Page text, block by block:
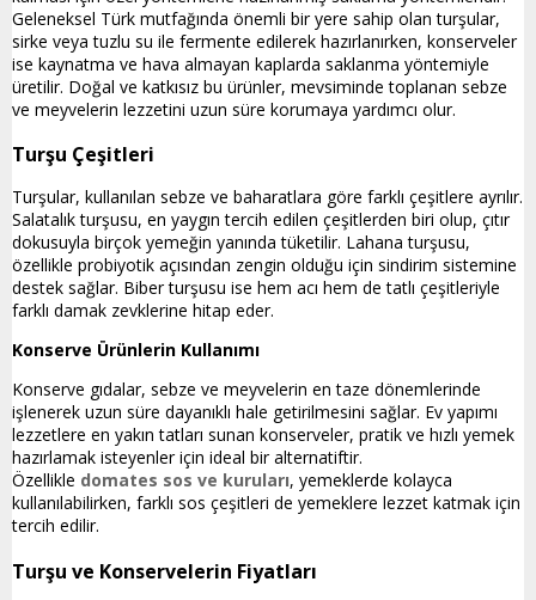
Geleneksel Türk mutfağında önemli bir yere sahip olan turşular,
sirke veya tuzlu su ile fermente edilerek hazırlanırken, konserveler
ise kaynatma ve hava almayan kaplarda saklanma yöntemiyle
üretilir. Doğal ve katkısız bu ürünler, mevsiminde toplanan sebze
ve meyvelerin lezzetini uzun süre korumaya yardımcı olur.
Turşu Çeşitleri
Turşular, kullanılan sebze ve baharatlara göre farklı çeşitlere ayrılır.
Salatalık turşusu, en yaygın tercih edilen çeşitlerden biri olup, çıtır
dokusuyla birçok yemeğin yanında tüketilir. Lahana turşusu,
özellikle probiyotik açısından zengin olduğu için sindirim sistemine
destek sağlar. Biber turşusu ise hem acı hem de tatlı çeşitleriyle
farklı damak zevklerine hitap eder.
Konserve Ürünlerin Kullanımı
Konserve gıdalar, sebze ve meyvelerin en taze dönemlerinde
işlenerek uzun süre dayanıklı hale getirilmesini sağlar. Ev yapımı
lezzetlere en yakın tatları sunan konserveler, pratik ve hızlı yemek
hazırlamak isteyenler için ideal bir alternatiftir.
Özellikle domates sos ve kuruları, yemeklerde kolayca
kullanılabilirken, farklı sos çeşitleri de yemeklere lezzet katmak için
tercih edilir.
Turşu ve Konservelerin Fiyatları